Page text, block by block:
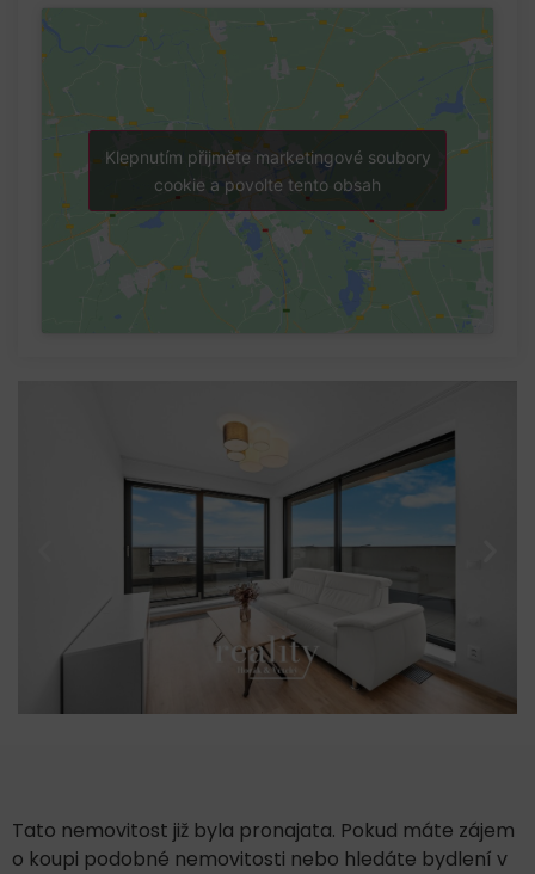
Klepnutím přijměte marketingové soubory
cookie a povolte tento obsah
Tato nemovitost již byla pronajata. Pokud máte zájem
o koupi podobné nemovitosti nebo hledáte bydlení v